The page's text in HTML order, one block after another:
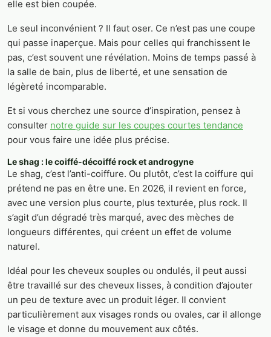
elle est bien coupée.
Le seul inconvénient ? Il faut oser. Ce n’est pas une coupe
qui passe inaperçue. Mais pour celles qui franchissent le
pas, c’est souvent une révélation. Moins de temps passé à
la salle de bain, plus de liberté, et une sensation de
légèreté incomparable.
Et si vous cherchez une source d’inspiration, pensez à
consulter notre guide sur les coupes courtes tendance
pour vous faire une idée plus précise.
Le shag : le coiffé-décoiffé rock et androgyne
Le shag, c’est l’anti-coiffure. Ou plutôt, c’est la coiffure qui
prétend ne pas en être une. En 2026, il revient en force,
avec une version plus courte, plus texturée, plus rock. Il
s’agit d’un dégradé très marqué, avec des mèches de
longueurs différentes, qui créent un effet de volume
naturel.
Idéal pour les cheveux souples ou ondulés, il peut aussi
être travaillé sur des cheveux lisses, à condition d’ajouter
un peu de texture avec un produit léger. Il convient
particulièrement aux visages ronds ou ovales, car il allonge
le visage et donne du mouvement aux côtés.